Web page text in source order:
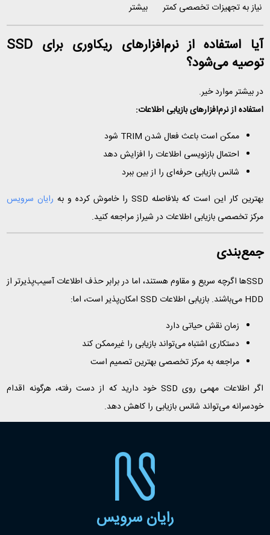
نیاز به تجهیزات تخصصی کمتر بیشتر
آیا استفاده از نرم‌افزارهای ریکاوری برای SSD
توصیه می‌شود؟
در بیشتر موارد خیر.
استفاده از نرم‌افزارهای بازیابی اطلاعات:
ممکن است باعث فعال شدن TRIM شود
احتمال بازنویسی اطلاعات را افزایش دهد
شانس بازیابی حرفه‌ای را از بین ببرد
بهترین کار این است که بلافاصله SSD را خاموش کرده و به
رایان سرویس
مرکز تخصصی بازیابی اطلاعات در شیراز مراجعه کنید.
جمع‌بندی
SSDها اگرچه سریع و مقاوم هستند، اما در برابر حذف اطلاعات آسیب‌پذیرتر از
HDD می‌باشند. بازیابی اطلاعات SSD امکان‌پذیر است، اما:
زمان نقش حیاتی دارد
دستکاری اشتباه می‌تواند بازیابی را غیرممکن کند
مراجعه به مرکز تخصصی بهترین تصمیم است
اگر اطلاعات مهمی روی SSD خود دارید که از دست رفته، هرگونه اقدام
خودسرانه می‌تواند شانس بازیابی را کاهش دهد.
رایان سرویس